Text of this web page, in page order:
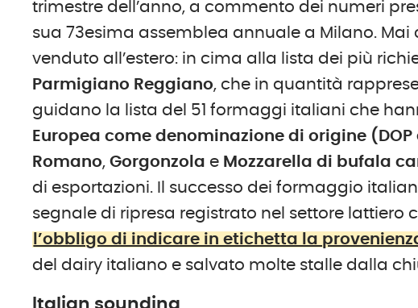
trimestre dell’anno, a commento dei numeri
sua 73esima assemblea annuale a Milano.
venduto all’estero: in cima alla lista dei più
Parmigiano Reggiano, che in quantità
guidano la lista del 51 formaggi italiani che
Europea come denominazione di origine (DOP
Romano,Gorgonzola e Mozzarella di bufala
di esportazioni. Il successo dei formaggio
segnale di ripresa registrato nel settore lattiero
l’obbligo di indicare in etichetta la
del dairy italiano e salvato molte stalle dalla
Italian sounding